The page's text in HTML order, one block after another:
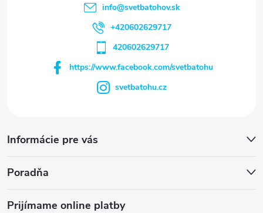
info@svetbatohov.sk
+420602629717
420602629717
https://www.facebook.com/svetbatohu
svetbatohu.cz
Informácie pre vás
Poradňa
Prijímame online platby